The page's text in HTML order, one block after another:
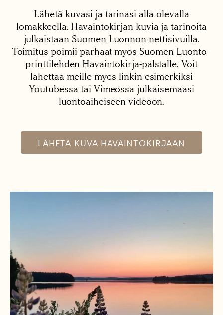
Lähetä kuvasi ja tarinasi alla olevalla
lomakkeella. Havaintokirjan kuvia ja tarinoita
julkaistaan Suomen Luonnon nettisivuilla.
Toimitus poimii parhaat myös Suomen Luonto -
printtilehden Havaintokirja-palstalle. Voit
lähettää meille myös linkin esimerkiksi
Youtubessa tai Vimeossa julkaisemaasi
luontoaiheiseen videoon.
LÄHETÄ KUVA HAVAINTOKIRJAAN